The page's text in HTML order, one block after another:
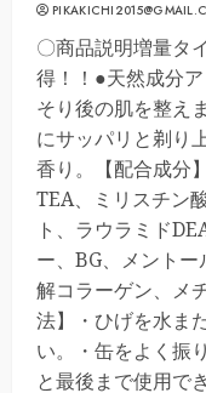
〇商品説明増量タ
得！！●天然成分
そり後の肌を整え
にサッパリと剃り
香り。【配合成分
TEA、ミリスチン
ト、ラウラミド
ー、BG、メント
解コラーゲン、メ
法】・ひげを水ま
い。・缶をよく振
と最後まで使用で